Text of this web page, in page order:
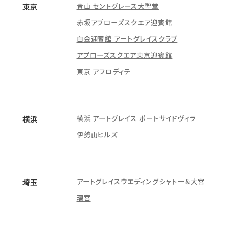
東京
青山 セントグレース大聖堂
赤坂アプローズスクエア迎賓館
白金迎賓館 アートグレイスクラブ
アプローズスクエア東京迎賓館
東京 アフロディテ
横浜
横浜 アートグレイス ポートサイドヴィラ
伊勢山ヒルズ
埼玉
アートグレイスウエディングシャトー＆大宮
璃宮